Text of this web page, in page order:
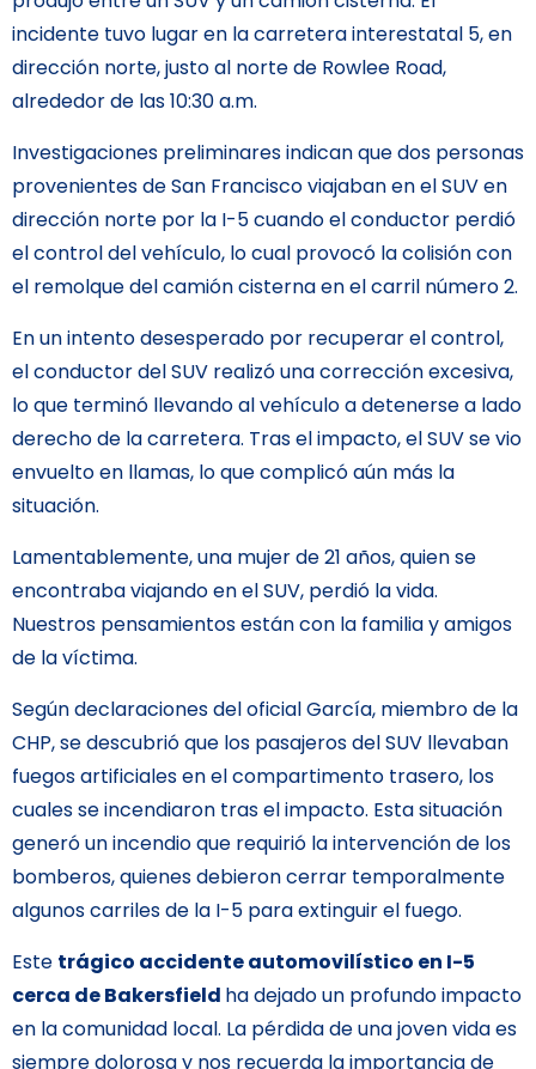
incidente tuvo lugar en la carretera interestatal 5, en
dirección norte, justo al norte de Rowlee Road,
alrededor de las 10:30 a.m.
Investigaciones preliminares indican que dos personas
provenientes de San Francisco viajaban en el SUV en
dirección norte por la I-5 cuando el conductor perdió
el control del vehículo, lo cual provocó la colisión con
el remolque del camión cisterna en el carril número 2.
En un intento desesperado por recuperar el control,
el conductor del SUV realizó una corrección excesiva,
lo que terminó llevando al vehículo a detenerse a lado
derecho de la carretera. Tras el impacto, el SUV se vio
envuelto en llamas, lo que complicó aún más la
situación.
Lamentablemente, una mujer de 21 años, quien se
encontraba viajando en el SUV, perdió la vida.
Nuestros pensamientos están con la familia y amigos
de la víctima.
Según declaraciones del oficial García, miembro de la
CHP, se descubrió que los pasajeros del SUV llevaban
fuegos artificiales en el compartimento trasero, los
cuales se incendiaron tras el impacto. Esta situación
generó un incendio que requirió la intervención de los
bomberos, quienes debieron cerrar temporalmente
algunos carriles de la I-5 para extinguir el fuego.
Este trágico accidente automovilístico en I-5
cerca de Bakersfield ha dejado un profundo impacto
en la comunidad local. La pérdida de una joven vida es
siempre dolorosa y nos recuerda la importancia de